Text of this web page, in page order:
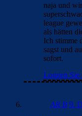
naja und
league
als hätten
Ich stimme
sagst und
sofort.
Loggen Sie
AR B 9.